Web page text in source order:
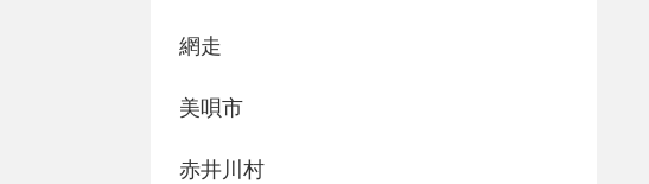
網走
美唄市
赤井川村